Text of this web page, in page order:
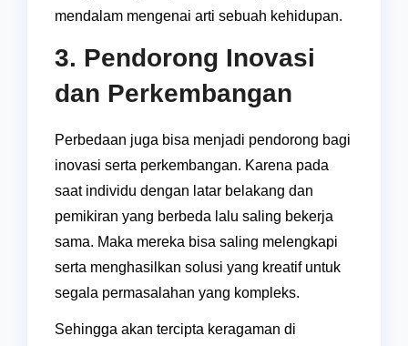
mendalam mengenai arti sebuah kehidupan.
3. Pendorong Inovasi
dan Perkembangan
Perbedaan juga bisa menjadi pendorong bagi
inovasi serta perkembangan. Karena pada
saat individu dengan latar belakang dan
pemikiran yang berbeda lalu saling bekerja
sama. Maka mereka bisa saling melengkapi
serta menghasilkan solusi yang kreatif untuk
segala permasalahan yang kompleks.
Sehingga akan tercipta keragaman di